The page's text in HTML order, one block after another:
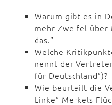
Warum gibt es in
mehr Zweifel über
das.”
Welche
nennt der
für Deutschland”)?
Wie beurteilt die
Linke” Merkels